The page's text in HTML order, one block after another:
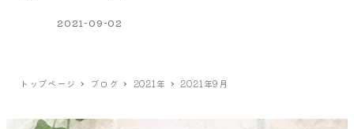
2021-09-02
トップページ ブログ 2021年 2021年9月